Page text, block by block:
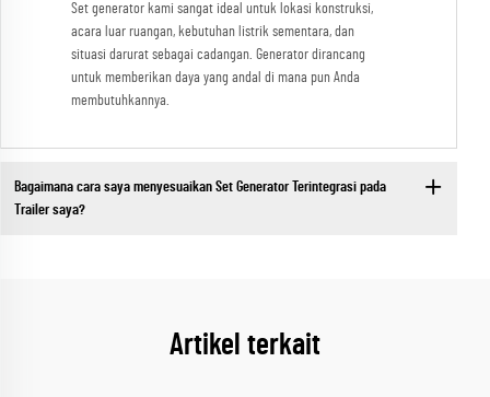
Set generator kami sangat ideal untuk lokasi konstruksi,
acara luar ruangan, kebutuhan listrik sementara, dan
situasi darurat sebagai cadangan. Generator dirancang
untuk memberikan daya yang andal di mana pun Anda
membutuhkannya.
Bagaimana cara saya menyesuaikan Set Generator Terintegrasi pada
Trailer saya?
Artikel terkait